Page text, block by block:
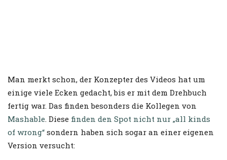
Man merkt schon, der Konzepter des Videos hat um
einige viele Ecken gedacht, bis er mit dem Drehbuch
fertig war. Das finden besonders die Kollegen von
Mashable. Diese finden den Spot nicht nur „all kinds
of wrong“ sondern haben sich sogar an einer eigenen
Version versucht: